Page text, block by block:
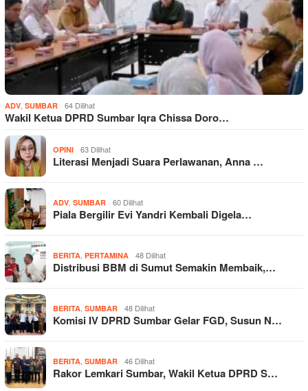
ADV SUMBAR 64 Dilihat
Wakil Ketua DPRD Sumbar Iqra Chissa Doro…
OPINI 63 Dilihat
Literasi Menjadi Suara Perlawanan, Anna …
ADV SUMBAR 60 Dilihat
Piala Bergilir Evi Yandri Kembali Digela…
BERITA PERTAMINA 48 Dilihat
Distribusi BBM di Sumut Semakin Membaik,…
BERITA SUMBAR 48 Dilihat
Komisi IV DPRD Sumbar Gelar FGD, Susun N…
BERITA SUMBAR 46 Dilihat
Rakor Lemkari Sumbar, Wakil Ketua DPRD S…